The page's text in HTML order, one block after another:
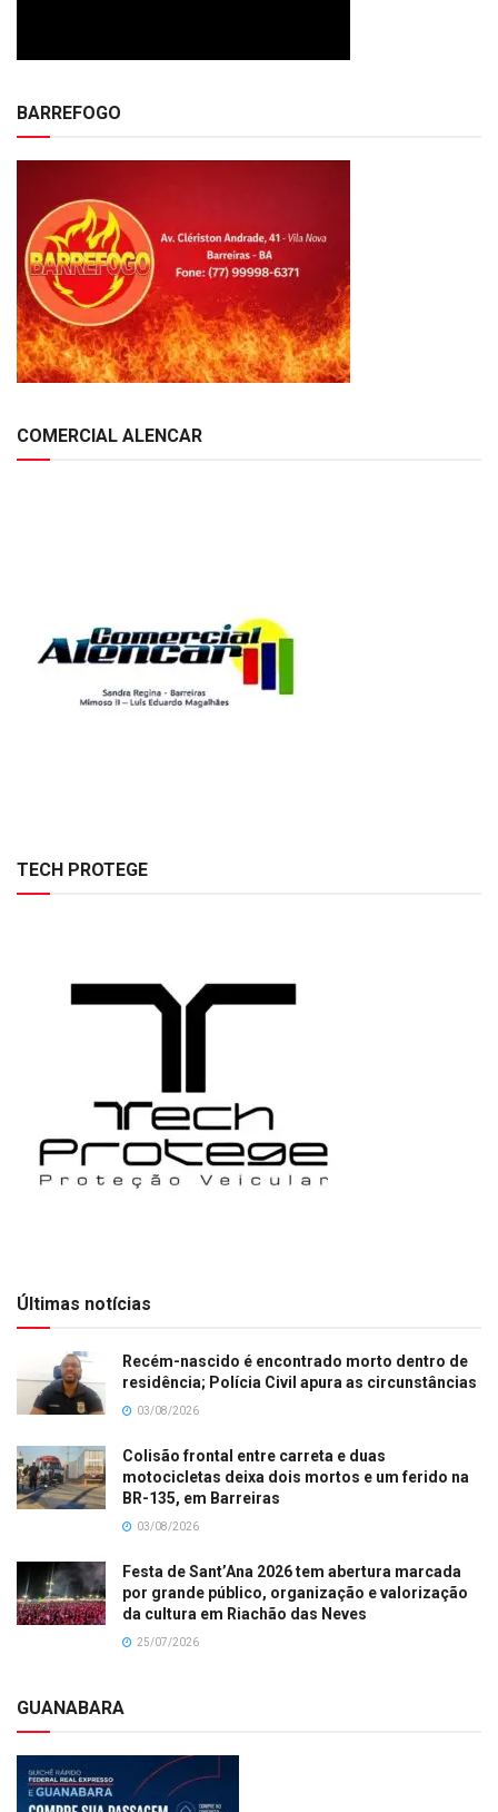
BARREFOGO
COMERCIAL ALENCAR
TECH PROTEGE
Últimas notícias
Recém-nascido é encontrado morto dentro de
residência; Polícia Civil apura as circunstâncias
03/08/2026
Colisão frontal entre carreta e duas
motocicletas deixa dois mortos e um ferido na
BR-135, em Barreiras
03/08/2026
Festa de Sant’Ana 2026 tem abertura marcada
por grande público, organização e valorização
da cultura em Riachão das Neves
25/07/2026
GUANABARA